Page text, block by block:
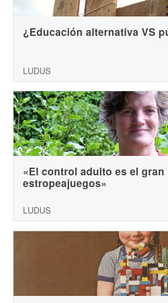
¿Educación alternativa VS
LUDUS
«El control adulto es el gran
estropeajuegos»
LUDUS